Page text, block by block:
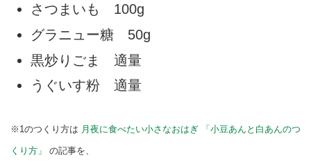
さつまいも 100g
グラニュー糖 50g
黒炒りごま 適量
うぐいす粉 適量
※1のつくり方は 月夜に食べたい小さなおはぎ 「小豆あんと白あんのつ
くり方」 の記事を、